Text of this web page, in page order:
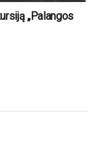
„Palangos